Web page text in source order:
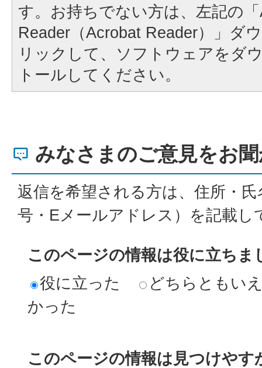
す。お持ちでない方は、左記の
Reader（Acrobat Reader）」ダ
リックして、ソフトウェアをダ
トールしてください。
みなさまのご意見をお
返信を希望される方は、住所・
号・Eメールアドレス）を記載し
このページの情報は役に立ちま
役に立った
どちらともい
かった
このページの情報は見つけやす